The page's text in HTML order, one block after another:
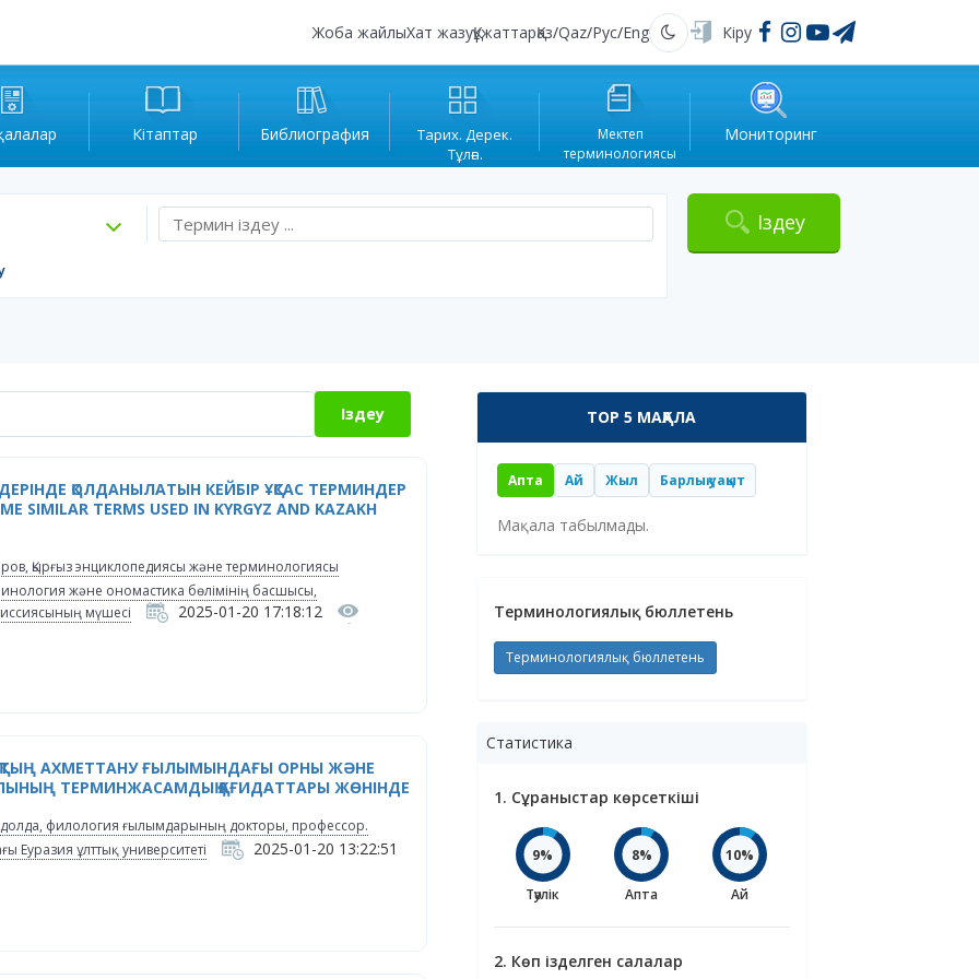
Жоба жайлыХат жазуҚұжаттарҚаз/Qaz/Рус/Eng Қараңғы Кіру
Кітаптар Библиография
Тарих. Дерек.
Тұлға.
Мектеп
терминологиясы
Мониторинг
Іздеу
Іздеу
ҚОЛДАНЫЛАТЫН КЕЙБІР ҰҚСАС ТЕРМИНДЕР
SIMILAR TERMS USED IN KYRGYZ AND KAZAKH
Қырғыз энциклопедиясы және терминологиясы
және ономастика бөлімінің басшысы,
мүшесі
2025-01-20 17:18:12
АХМЕТТАНУ ҒЫЛЫМЫНДАҒЫ ОРНЫ ЖӘНЕ
ТЕРМИНЖАСАМДЫҚ ҚАҒИДАТТАРЫ ЖӨНІНДЕ
филология ғылымдарының докторы, профессор.
Еуразия ұлттық университеті
2025-01-20 13:22:51
TOP 5 МАҚАЛА
Апта Ай Жыл Барлық уақыт
Мақала табылмады.
Терминологиялық бюллетень
Терминологиялық бюллетень
Статистика
1. Сұраныстар көрсеткіші
9%
Тәулік
8%
Апта
10%
Ай
2. Көп ізделген салалар